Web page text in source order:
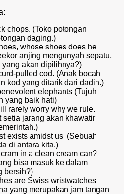
chops. (Toko potongan
daging.)
whose shoes does he
anjing mengunyah sepatu,
yang akan dipilihnya?)
pulled cod. (Anak bocah
kod yang ditarik dari dadih.)
elephants (Tujuh
yang baik hati)
rarely worry why we rule.
setia jarang akan khawatir
exists amidst us. (Sebuah
di antara kita.)
in a clean cream can?
bisa masuk ke dalam
bersih?)
are Swiss wristwatches
yang merupakan jam tangan